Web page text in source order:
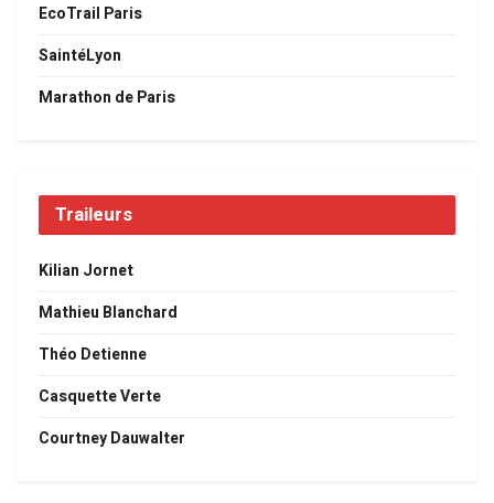
EcoTrail Paris
SaintéLyon
Marathon de Paris
Traileurs
Kilian Jornet
Mathieu Blanchard
Théo Detienne
Casquette Verte
Courtney Dauwalter